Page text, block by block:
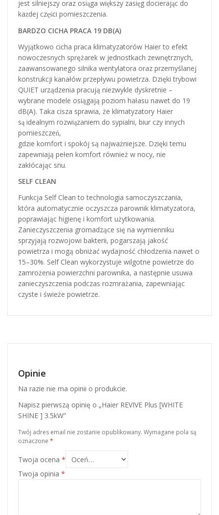
jest silniejszy oraz osiąga większy zasięg docierając do
każdej części pomieszczenia.
BARDZO CICHA PRACA 19 DB(A)
Wyjątkowo cicha praca klimatyzatorów Haier to efekt
nowoczesnych sprężarek w jednostkach zewnętrznych,
zaawansowanego silnika wentylatora oraz przemyślanej
konstrukcji kanałów przepływu powietrza. Dzięki trybowi
QUIET urządzenia pracują niezwykle dyskretnie –
wybrane modele osiągają poziom hałasu nawet do 19
dB(A). Taka cisza sprawia, że klimatyzatory Haier
są idealnym rozwiązaniem do sypialni, biur czy innych
pomieszczeń,
gdzie komfort i spokój są najważniejsze. Dzięki temu
zapewniają pełen komfort również w nocy, nie
zakłócając snu.
SELF CLEAN
Funkcja Self Clean to technologia samoczyszczania,
która automatycznie oczyszcza parownik klimatyzatora,
poprawiając higienę i komfort użytkowania.
Zanieczyszczenia gromadzące się na wymienniku
sprzyjają rozwojowi bakterii, pogarszają jakość
powietrza i mogą obniżać wydajność chłodzenia nawet o
15–30%. Self Clean wykorzystuje wilgotne powietrze do
zamrożenia powierzchni parownika, a następnie usuwa
zanieczyszczenia podczas rozmrażania, zapewniając
czyste i świeże powietrze.
Opinie
Na razie nie ma opinii o produkcie.
Napisz pierwszą opinię o „Haier REVIVE Plus [WHITE
SHINE ] 3.5kW”
Twój adres email nie zostanie opublikowany. Wymagane pola są
oznaczone *
Twoja ocena *
Twoja opinia *